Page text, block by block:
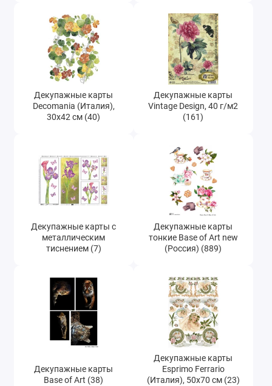
Декупажные карты Esprimo Ferrario
(Италия), 50х70 см (23)
Бумага для техники декопатч (Decopatch)
(123)
Декупажные карты
Decomania (Италия),
30х42 см (40)
Декупажные карты
Vintage Design, 40 г/м2
(161)
Декупажные карты с
металлическим
тиснением (7)
Декупажные карты
тонкие Base of Art new
(Россия) (889)
Декупажные карты
Base of Art (38)
Декупажные карты
Esprimo Ferrario
(Италия), 50х70 см (23)